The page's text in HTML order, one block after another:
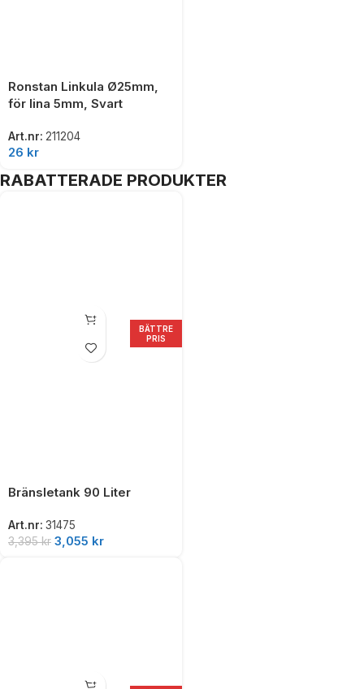
Ronstan Linkula Ø25mm,
för lina 5mm, Svart
Art.nr: 211204
26 kr
RABATTERADE PRODUKTER
BÄTTRE
PRIS
Bränsletank 90 Liter
Art.nr: 31475
3,395kr 3,055 kr